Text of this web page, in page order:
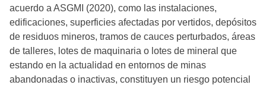
acuerdo a ASGMI (2020), como las instalaciones,
edificaciones, superficies afectadas por vertidos, depósitos
de residuos mineros, tramos de cauces perturbados, áreas
de talleres, lotes de maquinaria o lotes de mineral que
estando en la actualidad en entornos de minas
abandonadas o inactivas, constituyen un riesgo potencial